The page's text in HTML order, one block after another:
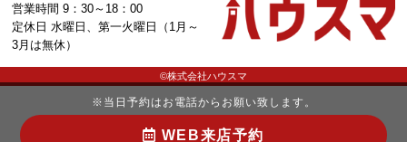
営業時間 9：30～18：00
定休日 水曜日、第一火曜日（1月～
3月は無休）
©株式会社ハウスマ
※当日予約はお電話からお願い致します。
WEB来店予約